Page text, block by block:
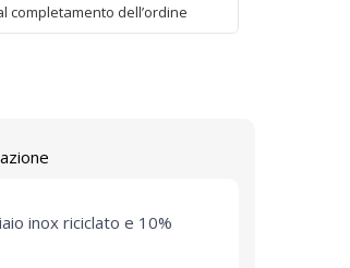
completamento dell’ordine
inox riciclato e 10%